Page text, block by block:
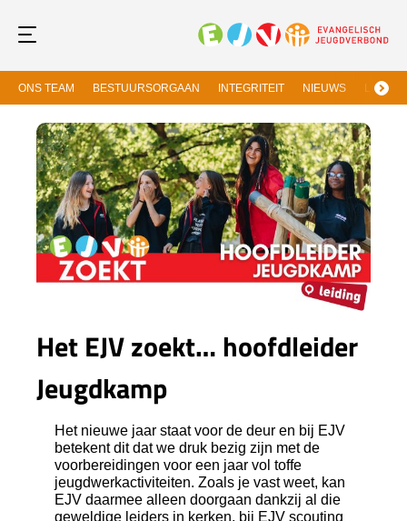
ONS TEAM BESTUURSORGAAN INTEGRITEIT NIEUWS
Het EJV zoekt… hoofdleider
Jeugdkamp
Het nieuwe jaar staat voor de deur en bij EJV
betekent dit dat we druk bezig zijn met de
voorbereidingen voor een jaar vol toffe
jeugdwerkactiviteiten. Zoals je vast weet, kan
EJV daarmee alleen doorgaan dankzij al die
geweldige leiders in kerken, bij EJV scouting